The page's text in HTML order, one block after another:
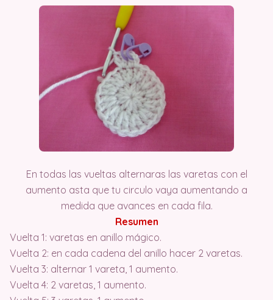
En todas las vueltas alternaras las varetas con el
aumento asta que tu circulo vaya aumentando a
medida que avances en cada fila.
Resumen
Vuelta 1: varetas en anillo mágico.
Vuelta 2: en cada cadena del anillo hacer 2 varetas.
Vuelta 3: alternar 1 vareta, 1 aumento.
Vuelta 4: 2 varetas, 1 aumento.